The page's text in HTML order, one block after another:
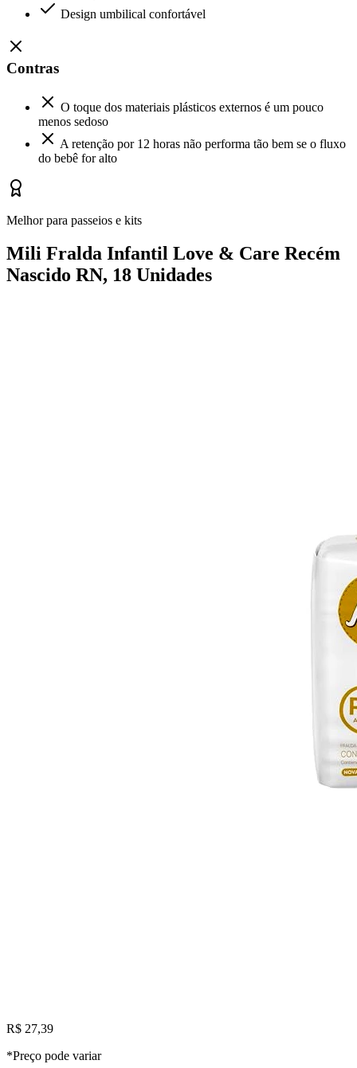
Design umbilical confortável
Contras
O toque dos materiais plásticos externos é um pouco
menos sedoso
A retenção por 12 horas não performa tão bem se o fluxo
do bebê for alto
Melhor para passeios e kits
Mili Fralda Infantil Love & Care Recém
Nascido RN, 18 Unidades
R$ 27,39
*Preço pode variar